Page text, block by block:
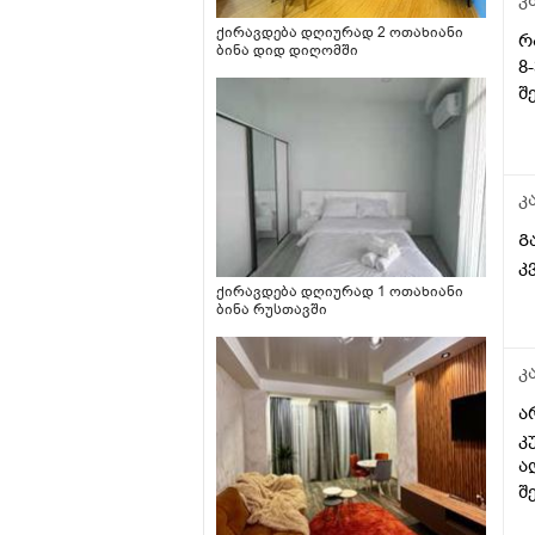
ქირავდება დღიურად 2 ოთახიანი
ბინა დიდ დიღომში
ქირავდება დღიურად 1 ოთახიანი
ბინა რუსთავში